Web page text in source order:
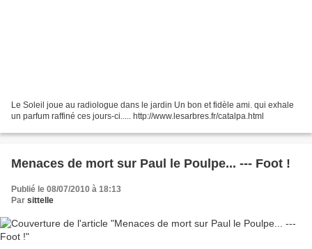
Le Soleil joue au radiologue dans le jardin Un bon et fidèle ami. qui exhale
un parfum raffiné ces jours-ci..... http://www.lesarbres.fr/catalpa.html
Menaces de mort sur Paul le Poulpe... --- Foot !
Publié le 08/07/2010 à 18:13
Par sittelle